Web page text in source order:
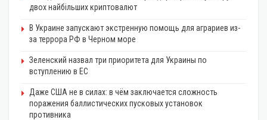
двох найбільших криптовалют
В Украине запускают экстренную помощь для аграриев из-
за террора РФ в Черном море
Зеленский назвал три приоритета для Украины по
вступлению в ЕС
Даже США не в силах: в чём заключается сложность
поражения баллистических пусковых установок
противника